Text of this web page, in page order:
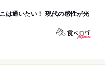
は通いたい！ 現代の感性が光